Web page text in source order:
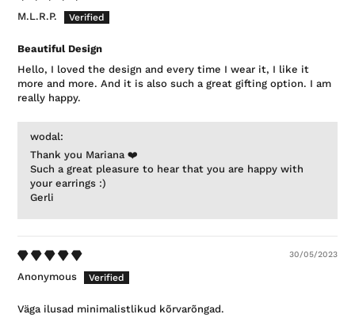
M.L.R.P.
Beautiful Design
Hello, I loved the design and every time I wear it, I like it
more and more. And it is also such a great gifting option. I am
really happy.
wodal:
Thank you Mariana ❤️
Such a great pleasure to hear that you are happy with
your earrings :)
Gerli
30/05/2023
Anonymous
Väga ilusad minimalistlikud kõrvarõngad.